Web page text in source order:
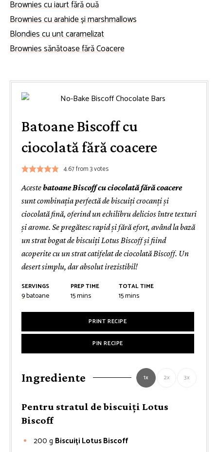
Brownies cu iaurt fără ouă
Brownies cu arahide și marshmallows
Blondies cu unt caramelizat
Brownies sănătoase fără Coacere
Batoane Biscoff cu
ciocolată fără coacere
4.67from3votes
Acestebatoane Biscoff cu ciocolată fără coacere
sunt combinația perfectă de biscuiți crocanți și
ciocolată fină, oferind un echilibru delicios între texturi
și arome. Se pregătesc rapid și fără efort, având la bază
un strat bogat de biscuiți Lotus Biscoff și fiind
acoperite cu un strat catifelat de ciocolată Biscoff. Un
desert simplu, dar absolut irezistibil!
SERVINGS
9batoane
PREP TIME
15minutes
mins
TOTAL TIME
15minutes
mins
PRINT RECIPE
PIN RECIPE
Ingrediente 1x 2x 3x
Pentru stratul de biscuiți Lotus
Biscoff
200 g Biscuiți Lotus Biscoff